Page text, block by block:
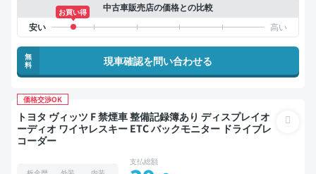
中古車販売店の価格との比較
お買い得
無
料
現車確認を問い合わせる
価格交渉OK
トヨタ ヴィッツ F 禁煙車 整備記録簿あり ディスプレイオ
ーディオ ワイヤレスキー ETC バックモニター ドライブレ
コーダー
支払総額